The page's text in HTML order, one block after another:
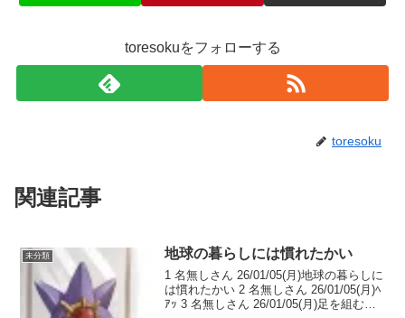
toresokuをフォローする
toresoku
関連記事
未分類 地球の暮らしには慣れたかい
1 名無しさん 26/01/05(月)地球の暮らしに
は慣れたかい 2 名無しさん 26/01/05(月)ﾍ
ｱｯ 3 名無しさん 26/01/05(月)足を組むな